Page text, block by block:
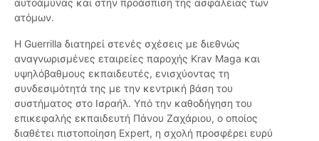
αυτοάμυνας και στην προάσπιση της ασφάλειας των
ατόμων.
Η Guerrilla διατηρεί στενές σχέσεις με διεθνώς
αναγνωρισμένες εταιρείες παροχής Krav Maga και
υψηλόβαθμους εκπαιδευτές, ενισχύοντας τη
συνδεσιμότητά της με την κεντρική βάση του
συστήματος στο Ισραήλ. Υπό την καθοδήγηση του
επικεφαλής εκπαιδευτή Πάνου Ζαχάριου, ο οποίος
διαθέτει πιστοποίηση Expert, η σχολή προσφέρει ευρύ